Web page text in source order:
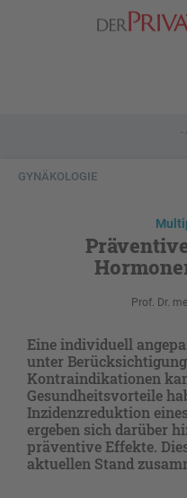
-
GYNÄKOLOGIE
Prof. Dr.
Eine individuell
unter
Kontraindikationen
Gesundheitsvorteile
Inzidenzreduktion
ergeben sich darüber
präventive Effekte.
aktuellen Stand